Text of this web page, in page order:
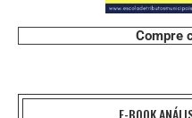
Compre
E-BOOK